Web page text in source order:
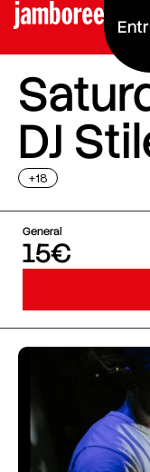
DJ
+18
General
15€